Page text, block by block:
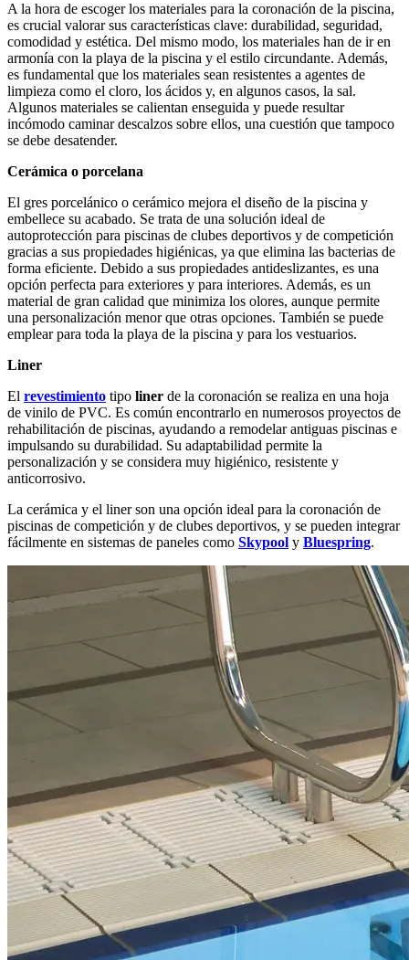
A la hora de escoger los materiales para la coronación de la piscina,
es crucial valorar sus características clave: durabilidad, seguridad,
comodidad y estética. Del mismo modo, los materiales han de ir en
armonía con la playa de la piscina y el estilo circundante. Además,
es fundamental que los materiales sean resistentes a agentes de
limpieza como el cloro, los ácidos y, en algunos casos, la sal.
Algunos materiales se calientan enseguida y puede resultar
incómodo caminar descalzos sobre ellos, una cuestión que tampoco
se debe desatender.
Cerámica o porcelana
El gres porcelánico o cerámico mejora el diseño de la piscina y
embellece su acabado. Se trata de una solución ideal de
autoprotección para piscinas de clubes deportivos y de competición
gracias a sus propiedades higiénicas, ya que elimina las bacterias de
forma eficiente. Debido a sus propiedades antideslizantes, es una
opción perfecta para exteriores y para interiores. Además, es un
material de gran calidad que minimiza los olores, aunque permite
una personalización menor que otras opciones. También se puede
emplear para toda la playa de la piscina y para los vestuarios.
Liner
El revestimiento tipo liner de la coronación se realiza en una hoja
de vinilo de PVC. Es común encontrarlo en numerosos proyectos de
rehabilitación de piscinas, ayudando a remodelar antiguas piscinas e
impulsando su durabilidad. Su adaptabilidad permite la
personalización y se considera muy higiénico, resistente y
anticorrosivo.
La cerámica y el liner son una opción ideal para la coronación de
piscinas de competición y de clubes deportivos, y se pueden integrar
fácilmente en sistemas de paneles como Skypool y Bluespring.